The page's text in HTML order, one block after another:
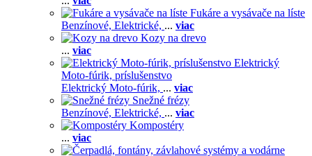
Fukáre a vysávače na líste
Benzínové, Elektrické, ... viac
Kozy na drevo
... viac
Elektrický
Moto-fúrik, príslušenstvo
Elektrický Moto-fúrik, ... viac
Snežné frézy
Benzínové, Elektrické, ... viac
Kompostéry
... viac